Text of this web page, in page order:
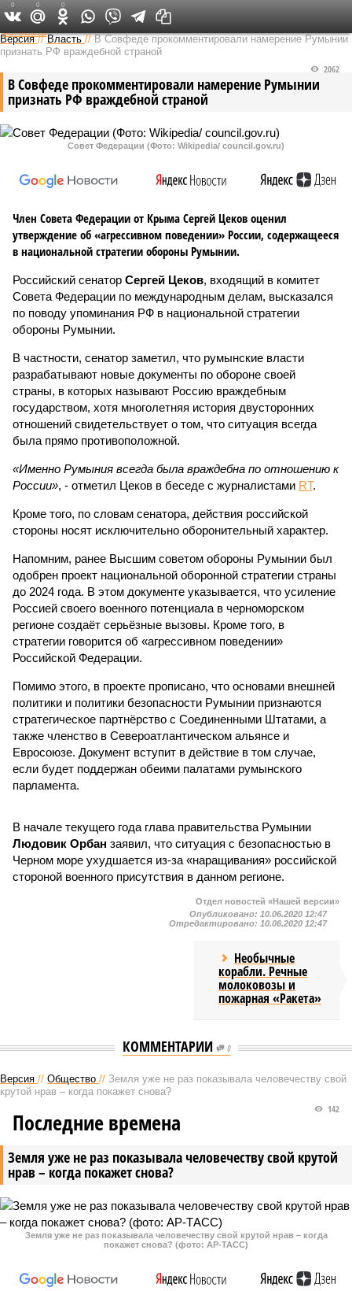
Федеральный выпуск
Версия //Власть //В Совфеде прокомментировали намерение Румынии
признать РФ враждебной страной
В Совфеде прокомментировали намерение Румынии
признать РФ враждебной страной
2062
Совет Федерации (Фото: Wikipedia/ council.gov.ru)
Член Совета Федерации от Крыма Сергей Цеков оценил
утверждение об «агрессивном поведении» России, содержащееся
в национальной стратегии обороны Румынии.
Российский сенатор Сергей Цеков, входящий в комитет
Совета Федерации по международным делам, высказался
по поводу упоминания РФ в национальной стратегии
обороны Румынии.
В частности, сенатор заметил, что румынские власти
разрабатывают новые документы по обороне своей
страны, в которых называют Россию враждебным
государством, хотя многолетняя история двусторонних
отношений свидетельствует о том, что ситуация всегда
была прямо противоположной.
«Именно Румыния всегда была враждебна по отношению к
России», - отметил Цеков в беседе с журналистами RT.
Кроме того, по словам сенатора, действия российской
стороны носят исключительно оборонительный характер.
Напомним, ранее Высшим советом обороны Румынии был
одобрен проект национальной оборонной стратегии страны
до 2024 года. В этом документе указывается, что усиление
Россией своего военного потенциала в черноморском
регионе создаёт серьёзные вызовы. Кроме того, в
стратегии говорится об «агрессивном поведении»
Российской Федерации.
Помимо этого, в проекте прописано, что основами внешней
политики и политики безопасности Румынии признаются
стратегическое партнёрство с Соединенными Штатами, а
также членство в Североатлантическом альянсе и
Евросоюзе. Документ вступит в действие в том случае,
если будет поддержан обеими палатами румынского
парламента.
В начале текущего года глава правительства Румынии
Людовик Орбан заявил, что ситуация с безопасностью в
Черном море ухудшается из-за «наращивания» российской
стороной военного присутствия в данном регионе.
0 0 0
Отдел новостей «Нашей версии»
Опубликовано: 10.06.2020 12:47
Отредактировано: 10.06.2020 12:47
Необычные
корабли. Речные
молоковозы и
пожарная «Ракета»
КОММЕНТАРИИ 0
Версия // Общество // Земля уже не раз показывала человечеству свой
крутой нрав – когда покажет снова?
Земля уже не раз показывала человечеству свой крутой
нрав – когда покажет снова?
142
Последние времена
Земля уже не раз показывала человечеству свой крутой нрав – когда
покажет снова? (фото: АР-ТАСС)